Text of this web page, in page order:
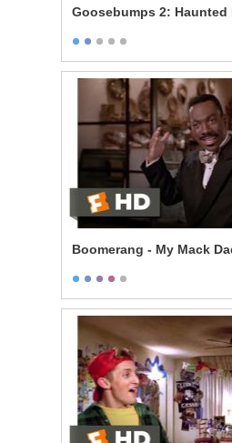
Goosebumps 2: Haunted
Boomerang - My Mack